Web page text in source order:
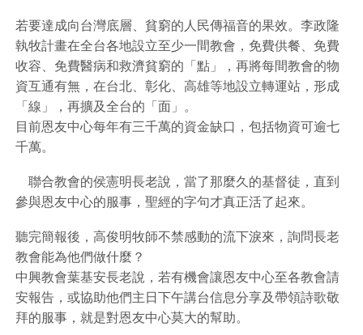
若要達成向台灣底層、貧窮的人民傳福音的果效。李政隆
執牧計畫在全台各地設立至少一間教會，免費供餐、免費
收容、免費醫病和救濟貧窮的「點」，再將每間教會的物
資互通有無，在台北、彰化、高雄等地設立轉運站，形成
「線」，再擴及全台的「面」。
目前恩友中心每年有三千萬的資金缺口，包括物資可逾七
千萬。
聯合教會的侯憲明長老說，當了那麼久的基督徒，直到
參與恩友中心的服事，聖經的字句才真正活了起來。
聽完簡報後，高俊明牧師不禁感動的流下淚來，詢問長老
教會能為他們做什麼？
中興教會葉基安長老說，若有機會讓恩友中心至各教會請
安報告，或協助他們主日下午講台信息分享及帶領詩歌敬
拜的服事，就是對恩友中心莫大的幫助。